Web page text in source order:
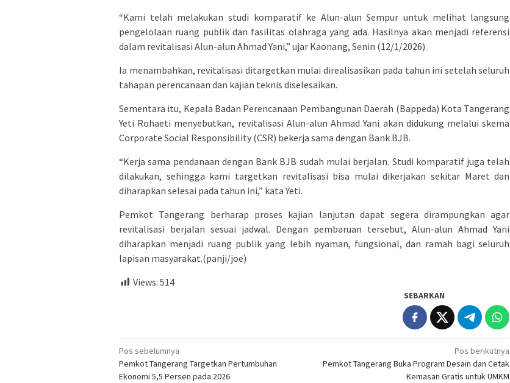
“Kami telah melakukan studi komparatif ke Alun-alun Sempur untuk melihat langsung
pengelolaan ruang publik dan fasilitas olahraga yang ada. Hasilnya akan menjadi referensi
dalam revitalisasi Alun-alun Ahmad Yani,” ujar Kaonang, Senin (12/1/2026).
Ia menambahkan, revitalisasi ditargetkan mulai direalisasikan pada tahun ini setelah seluruh
tahapan perencanaan dan kajian teknis diselesaikan.
Sementara itu, Kepala Badan Perencanaan Pembangunan Daerah (Bappeda) Kota Tangerang
Yeti Rohaeti menyebutkan, revitalisasi Alun-alun Ahmad Yani akan didukung melalui skema
Corporate Social Responsibility (CSR) bekerja sama dengan Bank BJB.
“Kerja sama pendanaan dengan Bank BJB sudah mulai berjalan. Studi komparatif juga telah
dilakukan, sehingga kami targetkan revitalisasi bisa mulai dikerjakan sekitar Maret dan
diharapkan selesai pada tahun ini,” kata Yeti.
Pemkot Tangerang berharap proses kajian lanjutan dapat segera dirampungkan agar
revitalisasi berjalan sesuai jadwal. Dengan pembaruan tersebut, Alun-alun Ahmad Yani
diharapkan menjadi ruang publik yang lebih nyaman, fungsional, dan ramah bagi seluruh
lapisan masyarakat.(panji/joe)
Views: 514
SEBARKAN
Navigasi
pos
Pos sebelumnya
Pemkot Tangerang Targetkan Pertumbuhan
Ekonomi 5,5 Persen pada 2026
Pos berikutnya
Pemkot Tangerang Buka Program Desain dan Cetak
Kemasan Gratis untuk UMKM